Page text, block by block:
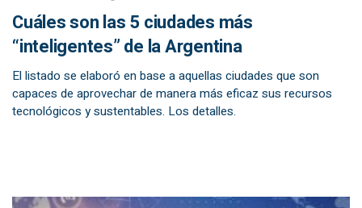
Cuáles son las 5 ciudades más
“inteligentes” de la Argentina
El listado se elaboró en base a aquellas ciudades que son
capaces de aprovechar de manera más eficaz sus recursos
tecnológicos y sustentables. Los detalles.